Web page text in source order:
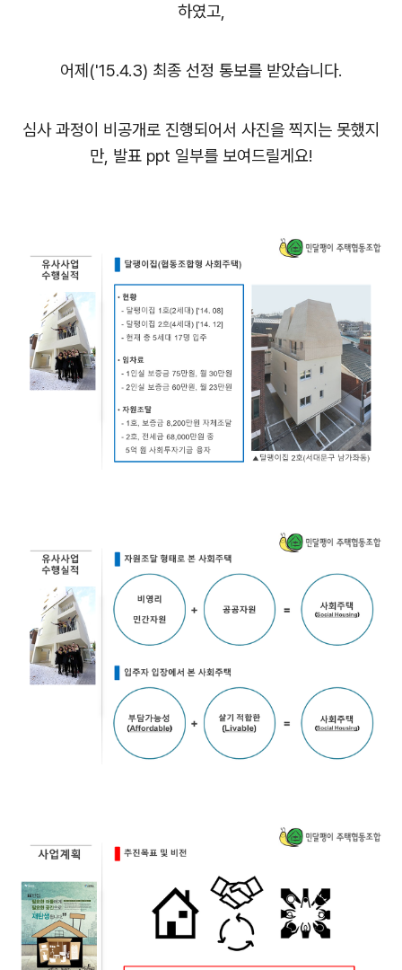
하였고,
어제('15.4.3) 최종 선정 통보를 받았습니다.
심사 과정이 비공개로 진행되어서 사진을 찍지는 못했지
만, 발표 ppt 일부를 보여드릴게요!